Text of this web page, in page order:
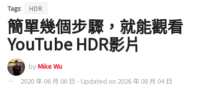
Tags: HDR
簡單幾個步驟，就能觀看
YouTube HDR影片
byMike Wu
2020 年 06 月 06 日 - Updated on 2026 年 08 月 04 日